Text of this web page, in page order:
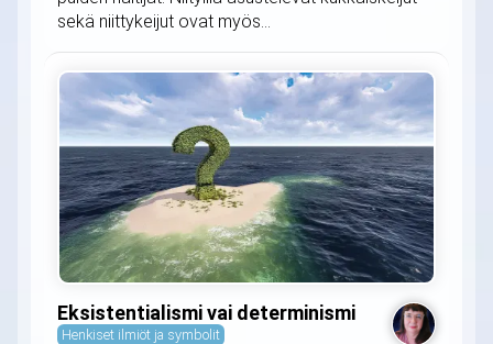
sekä niittykeijut ovat myös...
Eksistentialismi vai determinismi
Henkiset ilmiöt ja symbolit